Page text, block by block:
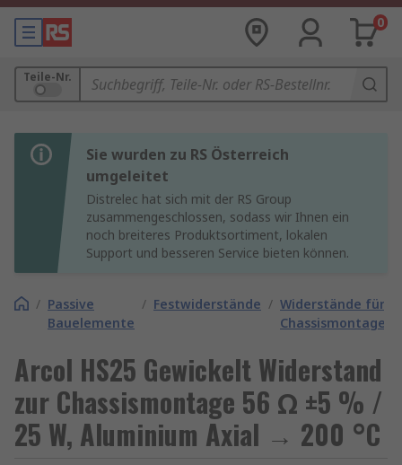
0
Teile-Nr.
Sie wurden zu RS Österreich
umgeleitet
Distrelec hat sich mit der RS Group
zusammengeschlossen, sodass wir Ihnen ein
noch breiteres Produktsortiment, lokalen
Support und besseren Service bieten können.
/ Passive
Bauelemente
/ Festwiderstände / Widerstände für
Chassismontage
Arcol HS25 Gewickelt Widerstand
zur Chassismontage 56 Ω ±5 % /
25 W, Aluminium Axial → 200 °C